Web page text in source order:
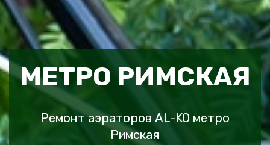
МЕТРО РИМСКАЯ
Ремонт аэраторов AL-KO метро
Римская